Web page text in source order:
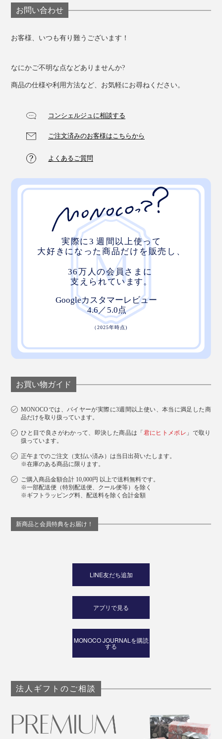
お問い合わせ
お客様、いつも有り難うございます！
なにかご不明な点などありませんか?
商品の仕様や利用方法など、お気軽にお尋ねください。
コンシェルジュに相談する
ご注文済みのお客様はこちらから
よくあるご質問
お買い物ガイド
MONOCOでは、バイヤーが実際に3週間以上使い、本当に満足した商
品だけを取り扱っています。
ひと目で良さがわかって、即決した商品は「 君にヒトメボレ 」で取り
扱っています。
正午までのご注文（支払い済み）は当日出荷いたします。
※在庫のある商品に限ります。
ご購入商品金額合計 10,000円 以上で送料無料です。
※一部配送便（特別配送便、クール便等）を除く
※ギフトラッピング料、配送料を除く合計金額
新商品と会員特典をお届け！
LINE友だち追加
アプリで見る
MONOCO JOURNALを購読
する
法人ギフトのご相談